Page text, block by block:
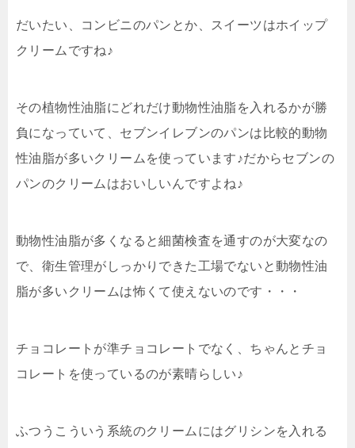
だいたい、コンビニのパンとか、スイーツはホイップ
クリームですね♪
その植物性油脂にどれだけ動物性油脂を入れるかが勝
負になっていて、セブンイレブンのパンは比較的動物
性油脂が多いクリームを使っています♪だからセブンの
パンのクリームはおいしいんですよね♪
動物性油脂が多くなると細菌検査を通すのが大変なの
で、衛生管理がしっかりできた工場でないと動物性油
脂が多いクリームは怖くて使えないのです・・・
チョコレートが準チョコレートでなく、ちゃんとチョ
コレートを使っているのが素晴らしい♪
ふつうこういう系統のクリームにはグリシンを入れる